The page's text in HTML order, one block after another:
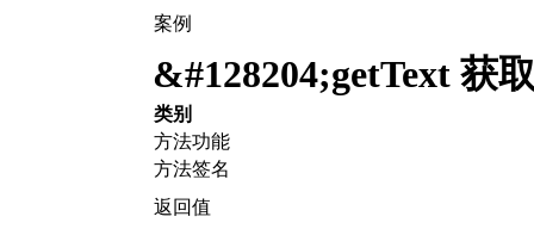
案例
&#128204;getText 获
类别
方法功能
方法签名
返回值